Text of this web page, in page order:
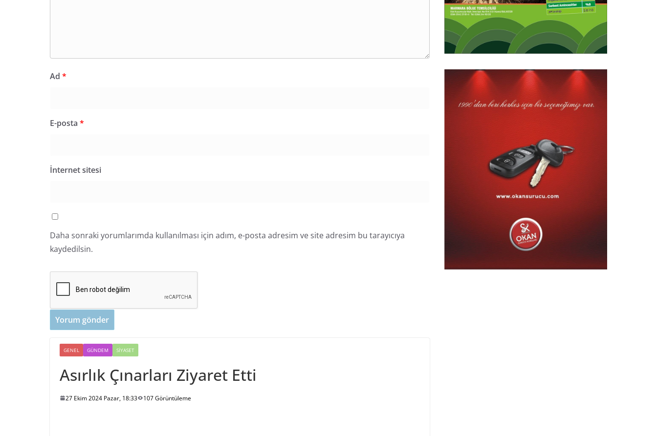
Ad *
E-posta *
İnternet sitesi
Daha sonraki yorumlarımda kullanılması için adım, e-posta adresim ve site adresim bu tarayıcıya
kaydedilsin.
GENEL GÜNDEM SIYASET
Asırlık Çınarları Ziyaret Etti
27 Ekim 2024 Pazar, 18:33 107 Görüntüleme